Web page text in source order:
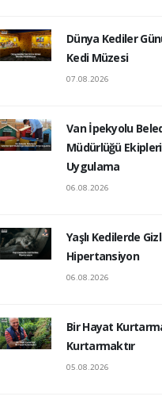
Dünya Kediler
Kedi Müzesi
07.08.2026
Van İpekyolu
Müdürlüğü
Uygulama
06.08.2026
Yaşlı Kedilerde
Hipertansiyon
06.08.2026
Bir Hayat
Kurtarmaktır
05.08.2026